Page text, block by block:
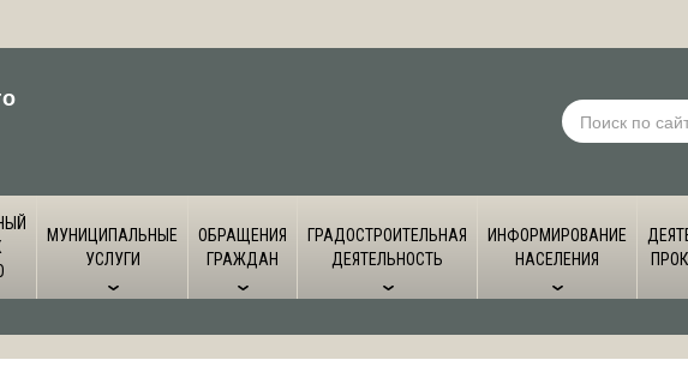
МУНИЦИПАЛЬНЫЕ
УСЛУГИ
ОБРАЩЕНИЯ
ГРАЖДАН
ГРАДОСТРОИТЕЛЬНАЯ
ДЕЯТЕЛЬНОСТЬ
ИНФОРМИРОВАНИЕ
НАСЕЛЕНИЯ